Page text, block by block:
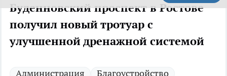
Буденновский проспект в Ростове
получил новый тротуар с
улучшенной дренажной системой
Администрация
Благоустройство